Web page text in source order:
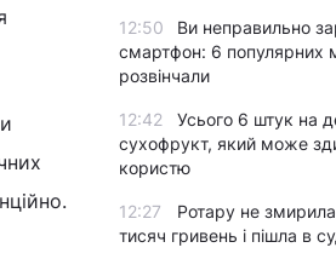
12:50
Ви неправильно
смартфон: 6 популярних
розвінчали
12:42
Усього 6 штук на
сухофрукт, який може
користю
12:27
Ротару не
тисяч гривень і пішла в